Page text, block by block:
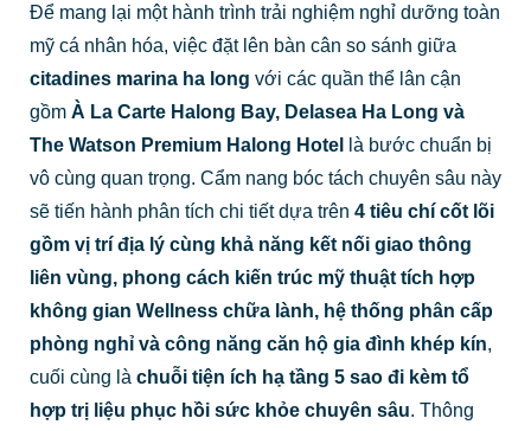
Để mang lại một hành trình trải nghiệm nghỉ dưỡng toàn
mỹ cá nhân hóa, việc đặt lên bàn cân so sánh giữa
citadines marina ha long với các quần thể lân cận
gồm À La Carte Halong Bay, Delasea Ha Long và
The Watson Premium Halong Hotel
là bước chuẩn bị
vô cùng quan trọng. Cẩm nang bóc tách chuyên sâu này
sẽ tiến hành phân tích chi tiết dựa trên 4 tiêu chí cốt lõi
gồm vị trí địa lý cùng khả năng kết nối giao thông
liên vùng, phong cách kiến trúc mỹ thuật tích hợp
không gian Wellness chữa lành, hệ thống phân cấp
phòng nghỉ và công năng căn hộ gia đình khép kín,
cuối cùng là chuỗi tiện ích hạ tầng 5 sao đi kèm tổ
hợp trị liệu phục hồi sức khỏe chuyên sâu. Thông